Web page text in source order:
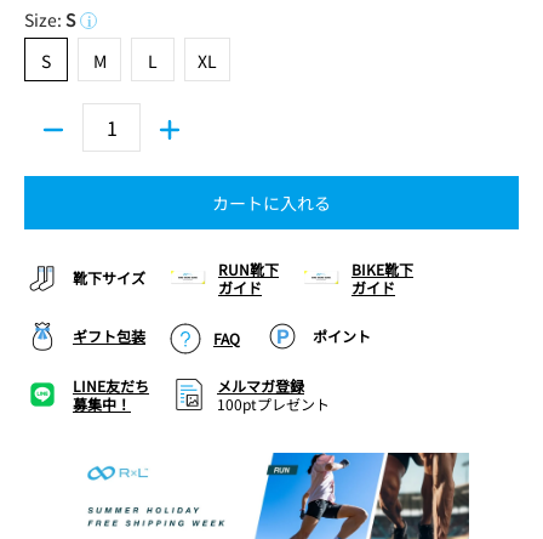
Size: S i
S
S
M L XL
カートに入れる
靴下サイズ
RUN靴下
ガイド
BIKE靴下
ガイド
ギフト包装 FAQ ポイント
LINE友だち
募集中！
メルマガ登録
100ptプレゼント